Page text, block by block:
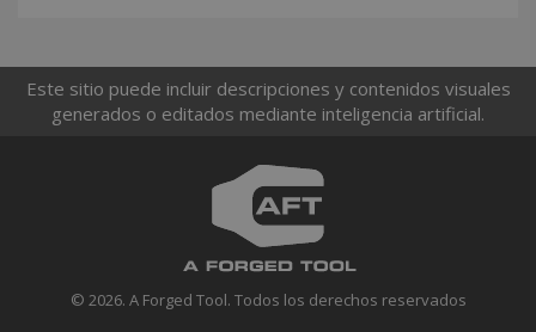
Este sitio puede incluir descripciones y contenidos visuales
generados o editados mediante inteligencia artificial.
© 2026. A Forged Tool. Todos los derechos reservados